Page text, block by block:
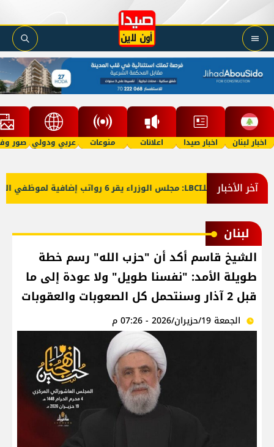
اخبار لبنان اخبار صيدا اعلانات منوعات عربي ودولي صور
آخر الأخبار
معلومات للـLBCI: مجلس الوزراء يقر 6 رواتب إضافية لموظفي القطاع العام وصرف الفروقات بأثر رجعي منذ آذار
لبنان
الشيخ قاسم أكد أن "حزب الله" رسم خطة
طويلة الأمد: "نفسنا طويل" ولا عودة إلى ما
قبل 2 آذار وسنتحمل كل الصعوبات والعقوبات
الجمعة 19/حزيران/2026 - 07:26 م